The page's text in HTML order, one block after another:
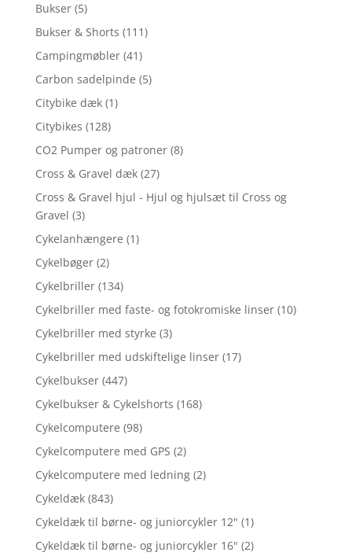
Bukser (5)
Bukser & Shorts (111)
Campingmøbler (41)
Carbon sadelpinde (5)
Citybike dæk (1)
Citybikes (128)
CO2 Pumper og patroner (8)
Cross & Gravel dæk (27)
Cross & Gravel hjul - Hjul og hjulsæt til Cross og
Gravel (3)
Cykelanhængere (1)
Cykelbøger (2)
Cykelbriller (134)
Cykelbriller med faste- og fotokromiske linser (10)
Cykelbriller med styrke (3)
Cykelbriller med udskiftelige linser (17)
Cykelbukser (447)
Cykelbukser & Cykelshorts (168)
Cykelcomputere (98)
Cykelcomputere med GPS (2)
Cykelcomputere med ledning (2)
Cykeldæk (843)
Cykeldæk til børne- og juniorcykler 12" (1)
Cykeldæk til børne- og juniorcykler 16" (2)